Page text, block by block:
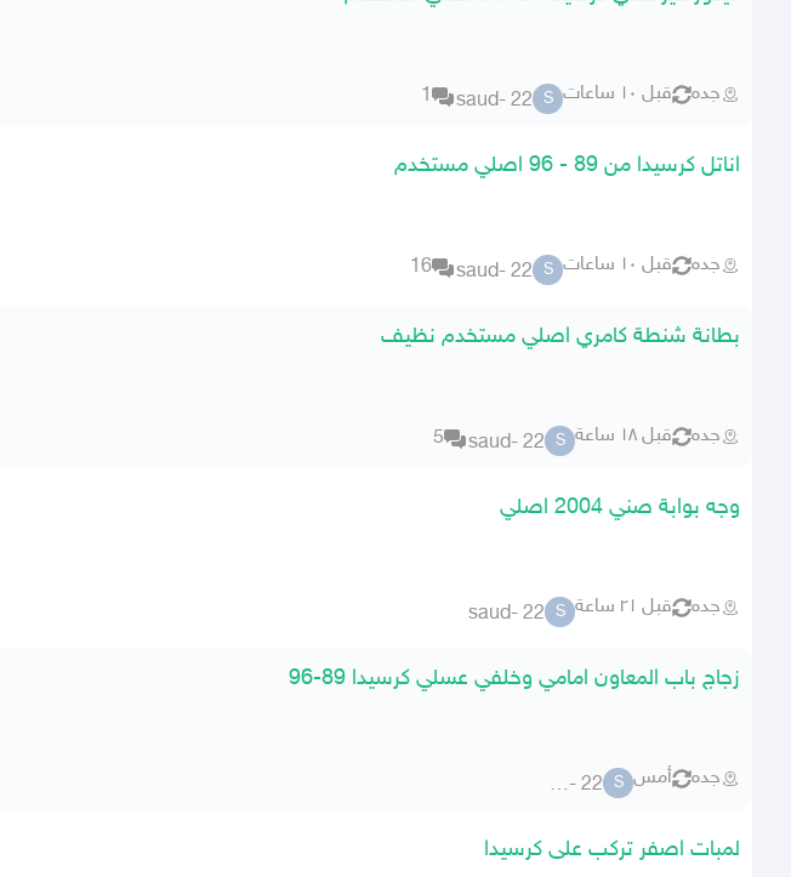
جده قبل ١٠ ساعات S
saud- 22
1
اناتل كرسيدا من 89 - 96 اصلي مستخدم
جده قبل ١٠ ساعات S
saud- 22
16
بطانة شنطة كامري اصلي مستخدم نظيف
جده قبل ١٨ ساعة S
saud- 22
5
وجه بوابة صني 2004 اصلي
جده قبل ٢١ ساعة S
saud- 22
زجاج باب المعاون امامي وخلفي عسلي كرسيدا 89-96
جده أمس S
saud- 22
لمبات اصفر تركب على كرسيدا